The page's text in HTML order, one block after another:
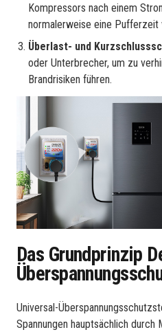
Kompressors nach einem
normalerweise eine Pufferzeit
Überlast- und
oder Unterbrecher, um zu
Brandrisiken führen.
Das Grundprinzip
Universal-
Spannungen hauptsächlich durch